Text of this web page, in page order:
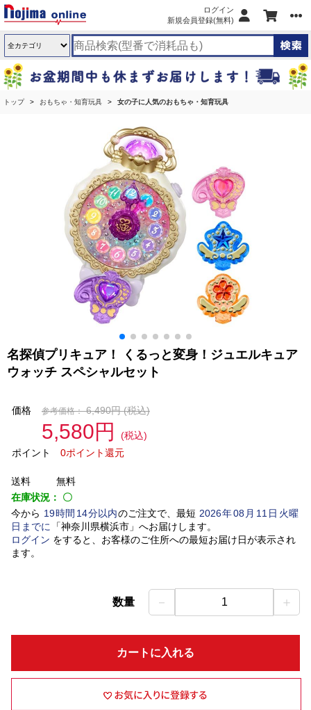
ログイン
新規会員登録(無料)
トップ おもちゃ・知育玩具 女の子に人気のおもちゃ・知育玩具
名探偵プリキュア！ くるっと変身！ジュエルキュア
ウォッチ スペシャルセット
価格 参考価格： 6,490円(税込)
5,580円
(税込)
ポイント
0ポイント還元
送料
無料
在庫状況： 〇
今から 19時間 14分以内のご注文で、最短 2026年08 月 11 日火曜
日 までに 「神奈川県横浜市」 へお届けします。
ログイン をすると、お客様のご住所への最短お届け日が表示され
ます。
数量 － 1 ＋
カートに入れる